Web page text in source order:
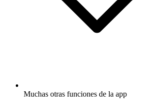
Muchas otras funciones de la app